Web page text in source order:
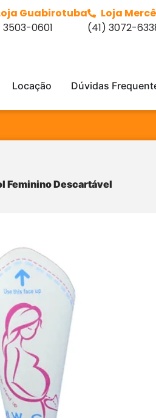
Guabirotuba
3503-0601
Loja
(41) 3072-
Locação Dúvidas
Feminino Descartável